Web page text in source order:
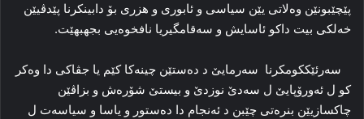
پێچێبونێن وەلاتی یێن سیاسی و ئابوری و هزری بۆ دابینکرنا پێدڤیێن
خەلکی بیت داکو ئاسایش و سەقامگیریا نافخوەیی بجهبهێت.
سەرئێککومکرنا سەرمایێ د دەستێن چینەکا کێم یا جڤاکی دا وەکر
کو ل ئەورۆپایێ ل سەدێ نوزدێ و بیستێ شۆرەش و بزاڤێن
چاکسازیێن بنرەتی چێبن د ئەنجام دا دەستور و یاسا و سیاسەت ل